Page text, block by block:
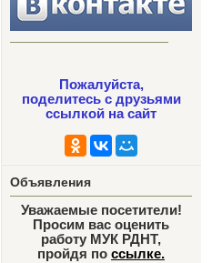
Пожалуйста,
поделитесь с друзьями
ссылкой на сайт
Объявления
Уважаемые посетители!
Просим вас оценить
работу МУК РДНТ,
пройдя по ссылке.